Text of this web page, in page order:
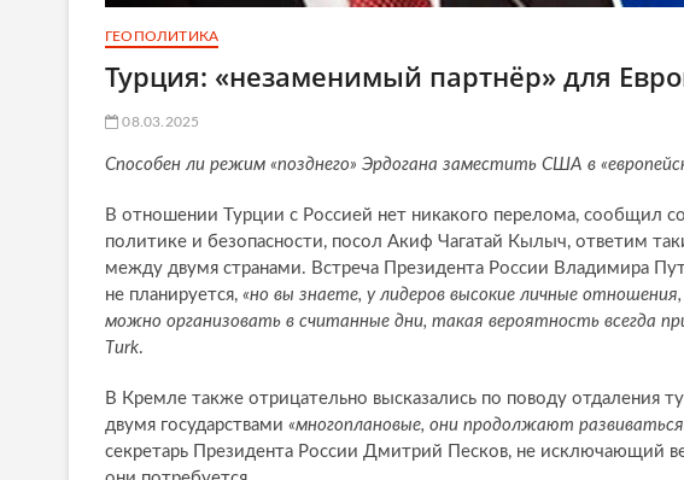
ГЕОПОЛИТИКА
Турция: «незаменимый партнёр» для
08.03.2025
Способен ли режим «позднего» Эрдогана заместить США в
В отношении Турции с Россией нет никакого перелома, сообщил
политике и безопасности, посол Акиф Чагатай Кылыч, ответим
между двумя странами. Встреча Президента России Владимира
не планируется, «но вы знаете, у лидеров высокие личные
можно организовать в считанные дни, такая вероятность всегда
Turk.
В Кремле также отрицательно высказались по поводу отдаления
двумя государствами «многоплановые, они продолжают
секретарь Президента России Дмитрий Песков, не исключающий